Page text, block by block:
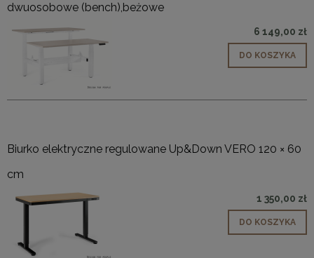
dwuosobowe (bench),beżowe
6 149,00 zł
DO KOSZYKA
Biurko elektryczne regulowane Up&Down VERO 120 × 60
cm
1 350,00 zł
DO KOSZYKA